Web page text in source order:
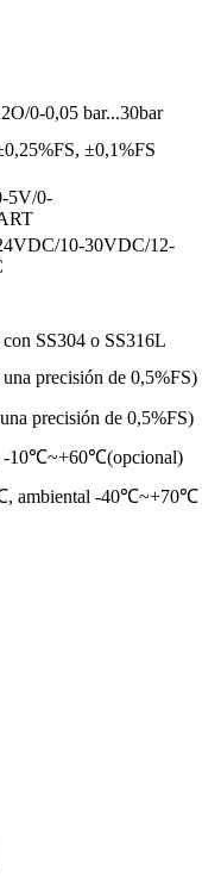
0-0,05 bar...30bar
±0,1%FS
5V/0-
10-30VDC/12-
SS304 o SS316L
precisión de 0,5%FS)
precisión de 0,5%FS)
10℃~+60℃(opcional)
ambiental -40℃~+70℃